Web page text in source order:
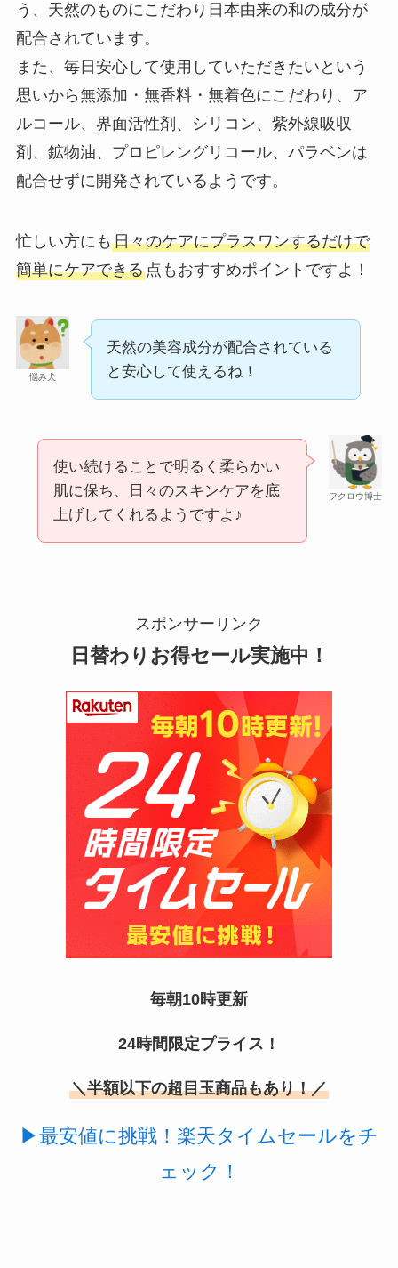
五家宝はどこで買える？取扱店はスーパーや百貨
スーツケースカバーはどこに売ってる？100均（ダ
マウンテンデューはどこに売ってる？自販機やコ
ストコで買える！
ガツンと杏仁豆腐はどこに売ってる？販売終了で
再販はある？
（ダイソー、セリア）！
う、天然のものにこだわり日本由来の和の成分が
配合されています。
また、毎日安心して使用していただきたいという
思いから無添加・無香料・無着色にこだわり、ア
ルコール、界面活性剤、シリコン、紫外線吸収
剤、鉱物油、プロピレングリコール、パラベンは
配合せずに開発されているようです。
忙しい方にも 日々のケアにプラスワンするだけで
簡単にケアできる点もおすすめポイントですよ！
悩み犬
天然の美容成分が配合されている
と安心して使えるね！
フクロウ博士
使い続けることで明るく柔らかい
肌に保ち、日々のスキンケアを底
上げしてくれるようですよ♪
スポンサーリンク
日替わりお得セール実施中！
毎朝10時更新
24時間限定プライス！
＼半額以下の超目玉商品もあり！／
▶最安値に挑戦！楽天タイムセールをチ
ェック！